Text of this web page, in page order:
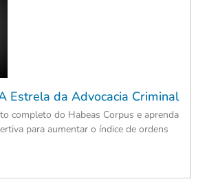
Estrela da Advocacia Criminal
completo do Habeas Corpus e aprenda
para aumentar o índice de ordens